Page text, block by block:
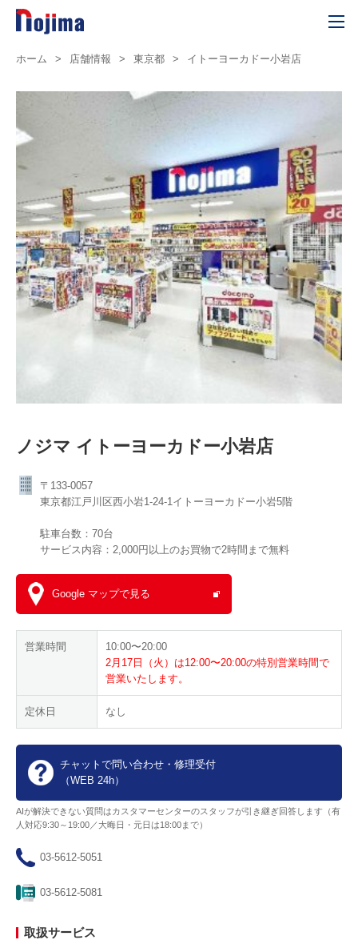
ホーム > 店舗情報 > 東京都 > イトーヨーカドー小岩店
ノジマ イトーヨーカドー小岩店
〒133-0057
東京都江戸川区西小岩1-24-1イトーヨーカドー小岩5階
駐車台数：70台
サービス内容：2,000円以上のお買物で2時間まで無料
Google マップで見る
営業時間
10:00〜20:00
2月17日（火）は12:00〜20:00の特別営業時間で
営業いたします。
定休日 なし
チャットで問い合わせ・修理受付
（WEB 24h）
AIが解決できない質問はカスタマーセンターのスタッフが引き継ぎ回答します（有
人対応9:30～19:00／大晦日・元日は18:00まで）
03-5612-5051
03-5612-5081
取扱サービス